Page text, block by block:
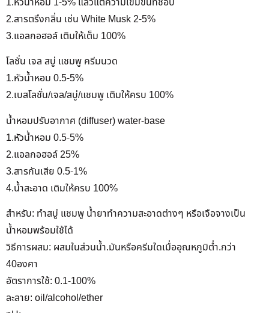
2.สารตรึงกลิ่น เช่น White Musk 2-5%
3.แอลกอฮอล์ เติมให้เต็ม 100%
โลชั่น เจล สบู่ แชมพู ครีมนวด
1.หัวน้ำหอม 0.5-5%
2.เบสโลชั่น/เจล/สบู่/แชมพู เติมให้ครบ 100%
น้ำหอมปรับอากาศ (diffuser) water-base
1.หัวน้ำหอม 0.5-5%
2.แอลกอฮอล์ 25%
3.สารกันเสีย 0.5-1%
4.น้ำสะอาด เติมให้ครบ 100%
สำหรับ: ทำสบู่ แชมพู น้ำยาทำความสะอาดต่างๆ หรือเจือจางเป็น
น้ำหอมพร้อมใช้ได้
วิธีการผสม: ผสมในส่วนน้ำ.มันหรือครีมใดเมื่ออุณหภูมิต่ำ.กว่า
40องศา
อัตราการใช้: 0.1-100%
ละลาย: oil/alcohol/ether